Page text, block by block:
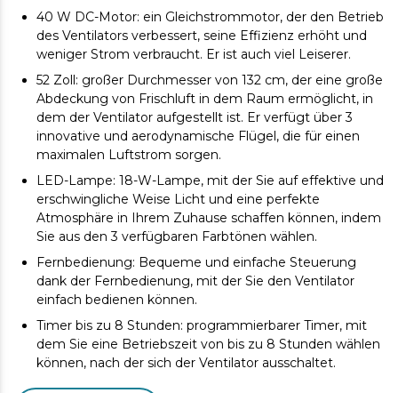
40 W DC-Motor: ein Gleichstrommotor, der den Betrieb
des Ventilators verbessert, seine Effizienz erhöht und
weniger Strom verbraucht. Er ist auch viel Leiserer.
52 Zoll: großer Durchmesser von 132 cm, der eine große
Abdeckung von Frischluft in dem Raum ermöglicht, in
dem der Ventilator aufgestellt ist. Er verfügt über 3
innovative und aerodynamische Flügel, die für einen
maximalen Luftstrom sorgen.
LED-Lampe: 18-W-Lampe, mit der Sie auf effektive und
erschwingliche Weise Licht und eine perfekte
Atmosphäre in Ihrem Zuhause schaffen können, indem
Sie aus den 3 verfügbaren Farbtönen wählen.
Fernbedienung: Bequeme und einfache Steuerung
dank der Fernbedienung, mit der Sie den Ventilator
einfach bedienen können.
Timer bis zu 8 Stunden: programmierbarer Timer, mit
dem Sie eine Betriebszeit von bis zu 8 Stunden wählen
können, nach der sich der Ventilator ausschaltet.
6 Geschwindigkeiten: Wählen Sie zwischen den 6